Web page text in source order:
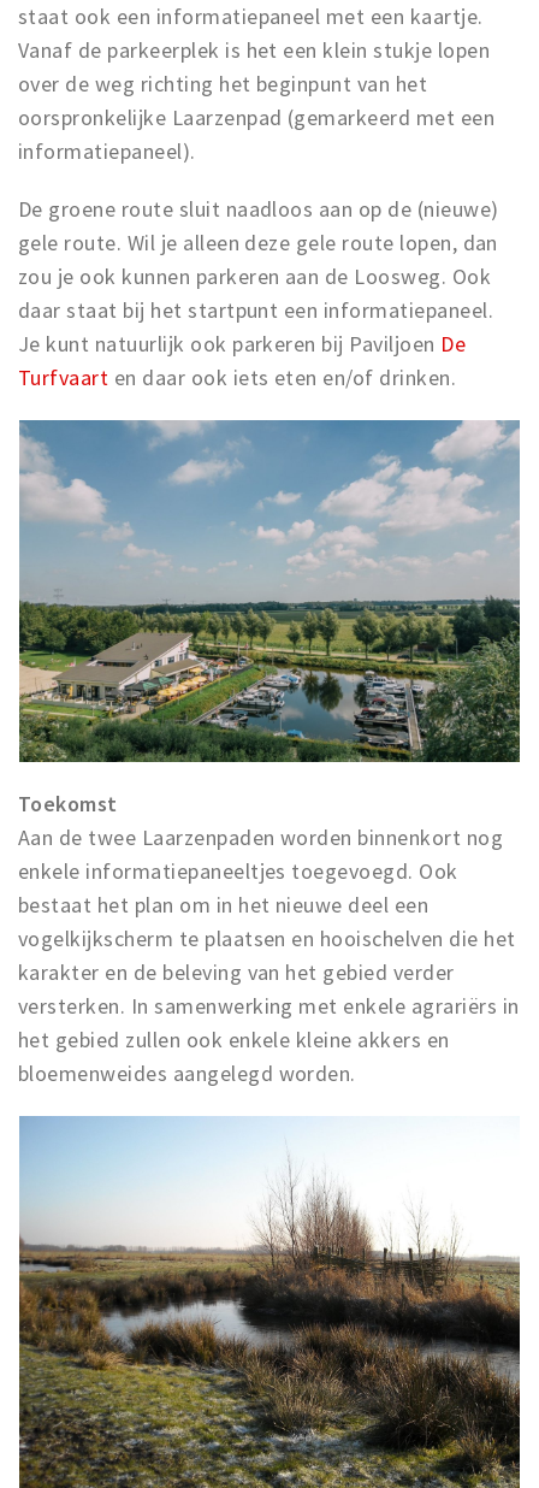
staat ook een informatiepaneel met een kaartje.
Vanaf de parkeerplek is het een klein stukje lopen
over de weg richting het beginpunt van het
oorspronkelijke Laarzenpad (gemarkeerd met een
informatiepaneel).
De groene route sluit naadloos aan op de (nieuwe)
gele route. Wil je alleen deze gele route lopen, dan
zou je ook kunnen parkeren aan de Loosweg. Ook
daar staat bij het startpunt een informatiepaneel.
Je kunt natuurlijk ook parkeren bij Paviljoen De
Turfvaart en daar ook iets eten en/of drinken.
Toekomst
Aan de twee Laarzenpaden worden binnenkort nog
enkele informatiepaneeltjes toegevoegd. Ook
bestaat het plan om in het nieuwe deel een
vogelkijkscherm te plaatsen en hooischelven die het
karakter en de beleving van het gebied verder
versterken. In samenwerking met enkele agrariërs in
het gebied zullen ook enkele kleine akkers en
bloemenweides aangelegd worden.